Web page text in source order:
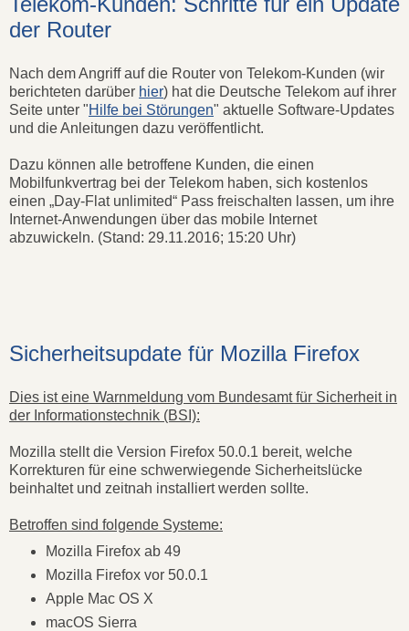
der Router
Nach dem Angriff auf die Router von Telekom-Kunden (wir
berichteten darüber hier) hat die Deutsche Telekom auf ihrer
Seite unter "Hilfe bei Störungen" aktuelle Software-Updates
und die Anleitungen dazu veröffentlicht.
Dazu können alle betroffene Kunden, die einen
Mobilfunkvertrag bei der Telekom haben, sich kostenlos
einen „Day-Flat unlimited“ Pass freischalten lassen, um ihre
Internet-Anwendungen über das mobile Internet
abzuwickeln. (Stand: 29.11.2016; 15:20 Uhr)
Sicherheitsupdate für Mozilla Firefox
Dies ist eine Warnmeldung vom Bundesamt für Sicherheit in
der Informationstechnik (BSI):
Mozilla stellt die Version Firefox 50.0.1 bereit, welche
Korrekturen für eine schwerwiegende Sicherheitslücke
beinhaltet und zeitnah installiert werden sollte.
Betroffen sind folgende Systeme:
Mozilla Firefox ab 49
Mozilla Firefox vor 50.0.1
Apple Mac OS X
macOS Sierra